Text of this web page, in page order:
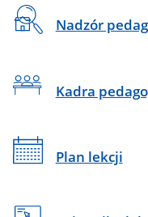
Na
skróty
Nadzór
Kadra
Plan lekcji